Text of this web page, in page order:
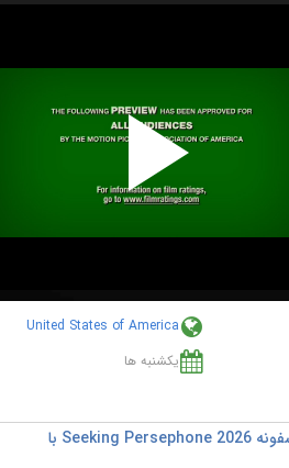
United States of America
یکشنبه ها
دانلود سریال در جستجوی پرسفونه Seeking Persephone 2026 با